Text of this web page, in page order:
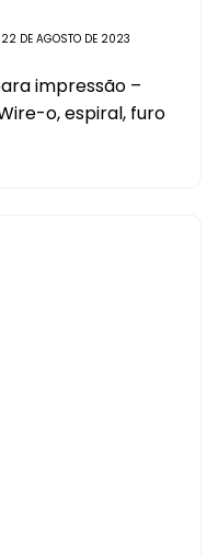
22 DE AGOSTO DE 2023
impressão –
o, espiral, furo